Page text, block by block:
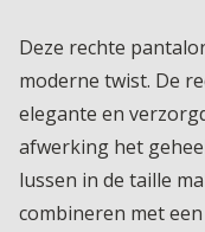
Deze rechte
moderne twist. De
elegante en
afwerking het
lussen in de taille
combineren met